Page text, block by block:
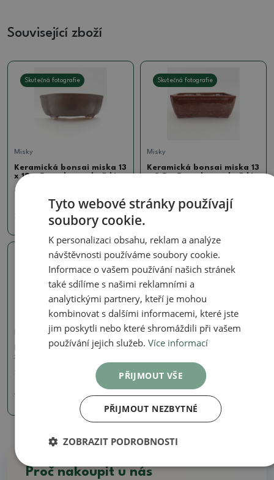
Související zboží
Skutečná fotografie
Misky
Keramická bonsai miska 13
x 12 x 5 cm, barva hnědá
SKU:
290 Kč
Skutečná fotografie
Misky
Keramická bonsai miska 13
x 9,5 x 5 cm, barva hnědá
Keramická bonsai miska 9
x 8 x 3,5 cm, barva růžová
190 Kč
Proč nakoupit u nás
Tyto webové stránky používají
soubory cookie.
K personalizaci obsahu, reklam a analýze
návštěvnosti používáme soubory cookie.
Informace o vašem používání našich stránek
také sdílíme s našimi reklamními a
analytickými partnery, kteří je mohou
kombinovat s dalšími informacemi, které jste
jim poskytli nebo které shromáždili při vašem
používání jejich služeb.Více informací
PŘIJMOUT VŠE
PŘIJMOUT NEZBYTNÉ
ZOBRAZIT PODROBNOSTI